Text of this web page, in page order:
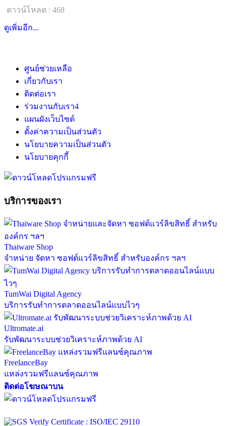
ดาวน์โหลด : 468
ดูเพิ่มอีก...
ศูนย์ช่วยเหลือ
เกี่ยวกับเรา
ติดต่อเรา
ร่วมงานกับเรา4
แผนผังเว็บไซต์
ตั้งค่าความเป็นส่วนตัว
นโยบายความเป็นส่วนตัว
นโยบายคุกกี้
บริการของเรา
Thaiware Shop
จำหน่าย จัดหา ซอฟต์แวร์ลิขสิทธิ์ สำหรับองค์กร ฯลฯ
TumWai Digital Agency
บริการรับทำการตลาดออนไลน์แบบไวๆ
Ultromate.ai
รับพัฒนาระบบช่วยวิเคราะห์ภาพด้วย AI
FreelanceBay
แหล่งรวมฟรีแลนซ์คุณภาพ
ติดต่อโฆษณาบน